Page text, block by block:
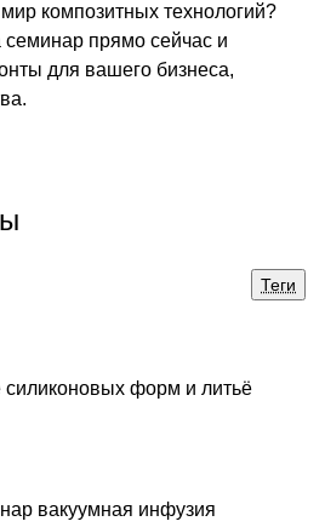
композитных технологий?
семинар прямо сейчас и
для вашего бизнеса,
Теги
форм и литьё
вакуумная инфузия